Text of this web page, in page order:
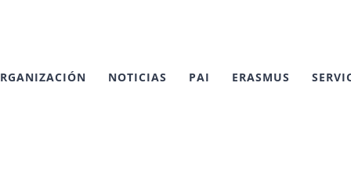
NOTICIAS PAI ERASMUS